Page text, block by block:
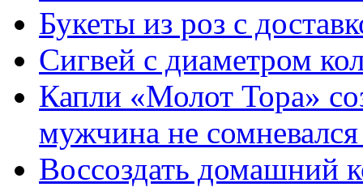
Букеты из роз с
Сигвей с диаметром
Капли «Молот Тора»
мужчина не
Воссоздать домашний